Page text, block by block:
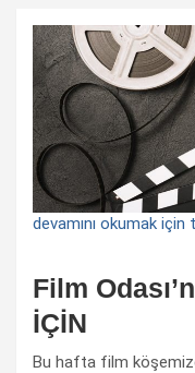
devamını okumak için
Film
İÇİN
Bu hafta film